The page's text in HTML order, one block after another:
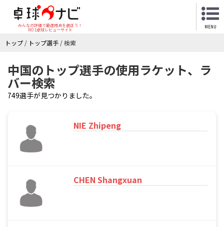
みんなの評価で最適用具を選ぼう！
NO.1卓球レビューサイト
MENU
トップ / トップ選手 /検索
中国のトップ選手の使用ラケット、ラ
バー検索
749選手が見つかりました。
NIE Zhipeng
CHEN Shangxuan